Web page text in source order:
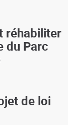
réhabiliter
du Parc
de loi